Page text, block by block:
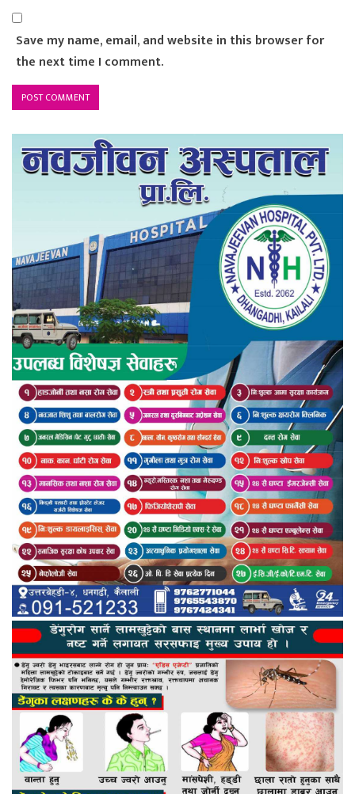
Save my name, email, and website in this browser for
the next time I comment.